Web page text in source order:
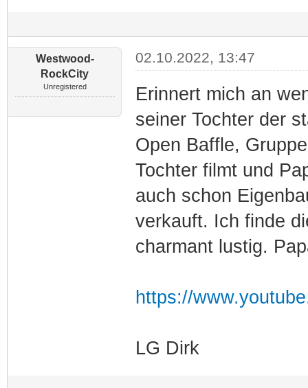
Westwood-
RockCity
Unregistered
02.10.2022, 13:47
Erinnert mich an
seiner Tochter der
Open Baffle,
Tochter filmt und
auch schon
verkauft. Ich finde
charmant lustig.
https://
LG Dirk